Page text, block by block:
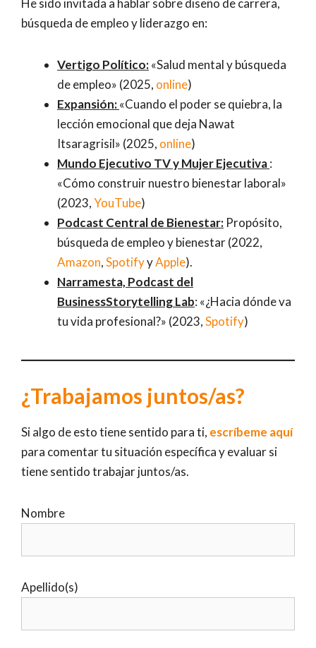
He sido invitada a hablar sobre diseño de carrera,
búsqueda de empleo y liderazgo en:
Vertigo Político:«Salud mental y búsqueda
de empleo» (2025, online)
Expansión:«Cuando el poder se quiebra, la
lección emocional que deja Nawat
Itsaragrisil» (2025, online)
Mundo Ejecutivo TV y Mujer Ejecutiva:
«Cómo construir nuestro bienestar laboral»
(2023,YouTube)
Podcast Central de Bienestar: Propósito,
búsqueda de empleo y bienestar (2022,
Amazon,SpotifyyApple).
Narramesta, Podcast del
BusinessStorytelling Lab: «¿Hacia dónde va
tu vida profesional?» (2023,Spotify)
¿Trabajamos juntos/as?
Si algo de esto tiene sentido para ti, escríbeme aquí
para comentar tu situación específica y evaluar si
tiene sentido trabajar juntos/as.
Nombre
Apellido(s)